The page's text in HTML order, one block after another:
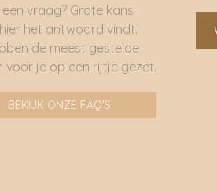
vraag? Grote kans
het antwoord vindt.
de meest gestelde
voor je op een rijtje gezet.
BEKIJK ONZE FAQ'S